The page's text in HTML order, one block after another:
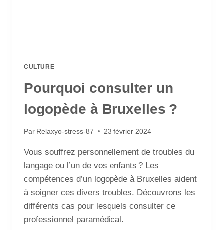
CULTURE
Pourquoi consulter un
logopède à Bruxelles ?
Par Relaxyo-stress-87 23 février 2024
Vous souffrez personnellement de troubles du
langage ou l’un de vos enfants ? Les
compétences d’un logopède à Bruxelles aident
à soigner ces divers troubles. Découvrons les
différents cas pour lesquels consulter ce
professionnel paramédical.